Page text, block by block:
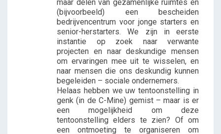
maar delen van gezamenlijke ruimtes en
(bijvoorbeeld) een bescheiden
bedrijvencentrum voor jonge starters en
senior-herstarters. We zijn in eerste
instantie op zoek naar verwante
projecten en naar deskundige mensen
om ervaringen mee uit te wisselen, en
naar mensen die ons deskundig kunnen
begeleiden – sociale ondernemers.
Helaas hebben we uw tentoonstelling in
genk (in de C-Mine) gemist – maar is er
een mogelijkheid om deze
tentoonstelling elders te zien? Of om
een ontmoeting te organiseren om